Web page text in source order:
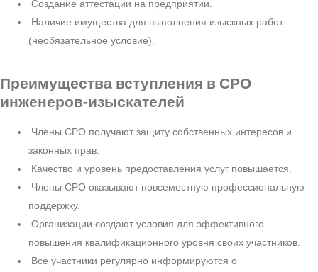
Создание аттестации на предприятии.
Наличие имущества для выполнения изыскных работ
(необязательное условие).
Преимущества вступления в СРО
инженеров-изыскателей
Члены СРО получают защиту собственных интересов и
законных прав.
Качество и уровень предоставления услуг повышается.
Члены СРО оказывают повсеместную профессиональную
поддержку.
Организации создают условия для эффективного
повышения квалификационного уровня своих участников.
Все участники регулярно информируются о